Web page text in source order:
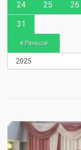
24 25 26
31
Раньше